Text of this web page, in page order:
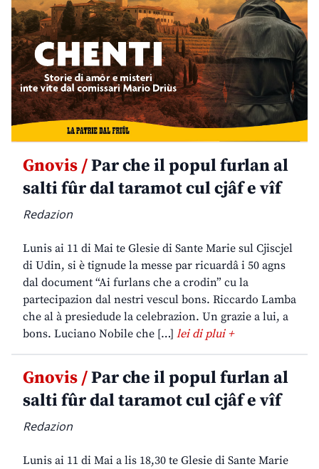
Gnovis /Par che il popul furlan al
salti fûr dal taramot cul cjâf e vîf
Redazion
Lunis ai 11 di Mai te Glesie di Sante Marie sul Cjiscjel
di Udin, si è tignude la messe par ricuardâ i 50 agns
dal document “Ai furlans che a crodin” cu la
partecipazion dal nestri vescul bons. Riccardo Lamba
che al à presiedude la celebrazion. Un grazie a lui, a
bons. Luciano Nobile che […] lei di plui +
Gnovis /Par che il popul furlan al
salti fûr dal taramot cul cjâf e vîf
Redazion
Lunis ai 11 di Mai a lis 18,30 te Glesie di Sante Marie